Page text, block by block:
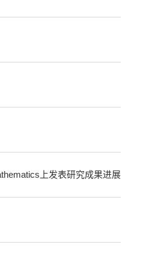
上发表研究成果进展